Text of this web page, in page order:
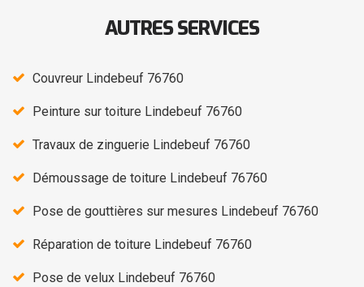
AUTRES SERVICES
Couvreur Lindebeuf 76760
Peinture sur toiture Lindebeuf 76760
Travaux de zinguerie Lindebeuf 76760
Démoussage de toiture Lindebeuf 76760
Pose de gouttières sur mesures Lindebeuf 76760
Réparation de toiture Lindebeuf 76760
Pose de velux Lindebeuf 76760